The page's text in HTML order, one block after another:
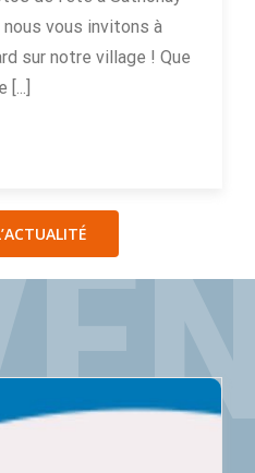
vous invitons à
sur notre village ! Que